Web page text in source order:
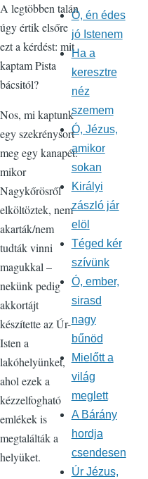
A legtöbben talán
úgy értik elsőre
ezt a kérdést: mit
kaptam Pista
bácsitól?
Nos, mi kaptunk
egy szekrénysort
meg egy kanapét:
mikor
Nagykőrösről
elköltöztek, nem
akarták/nem
tudták vinni
magukkal –
nekünk pedig
akkortájt
készítette az Úr-
Isten a
lakóhelyünket,
ahol ezek a
kézzelfogható
emlékek is
megtalálták a
helyüket.
Ó, én édes
jó Istenem
Ha a
keresztre
néz
szemem
Ó, Jézus,
amikor
sokan
Királyi
zászló jár
elöl
Téged kér
szívünk
Ó, ember,
sirasd
nagy
bűnöd
Mielőtt a
világ
meglett
A Bárány
hordja
csendesen
Úr Jézus,